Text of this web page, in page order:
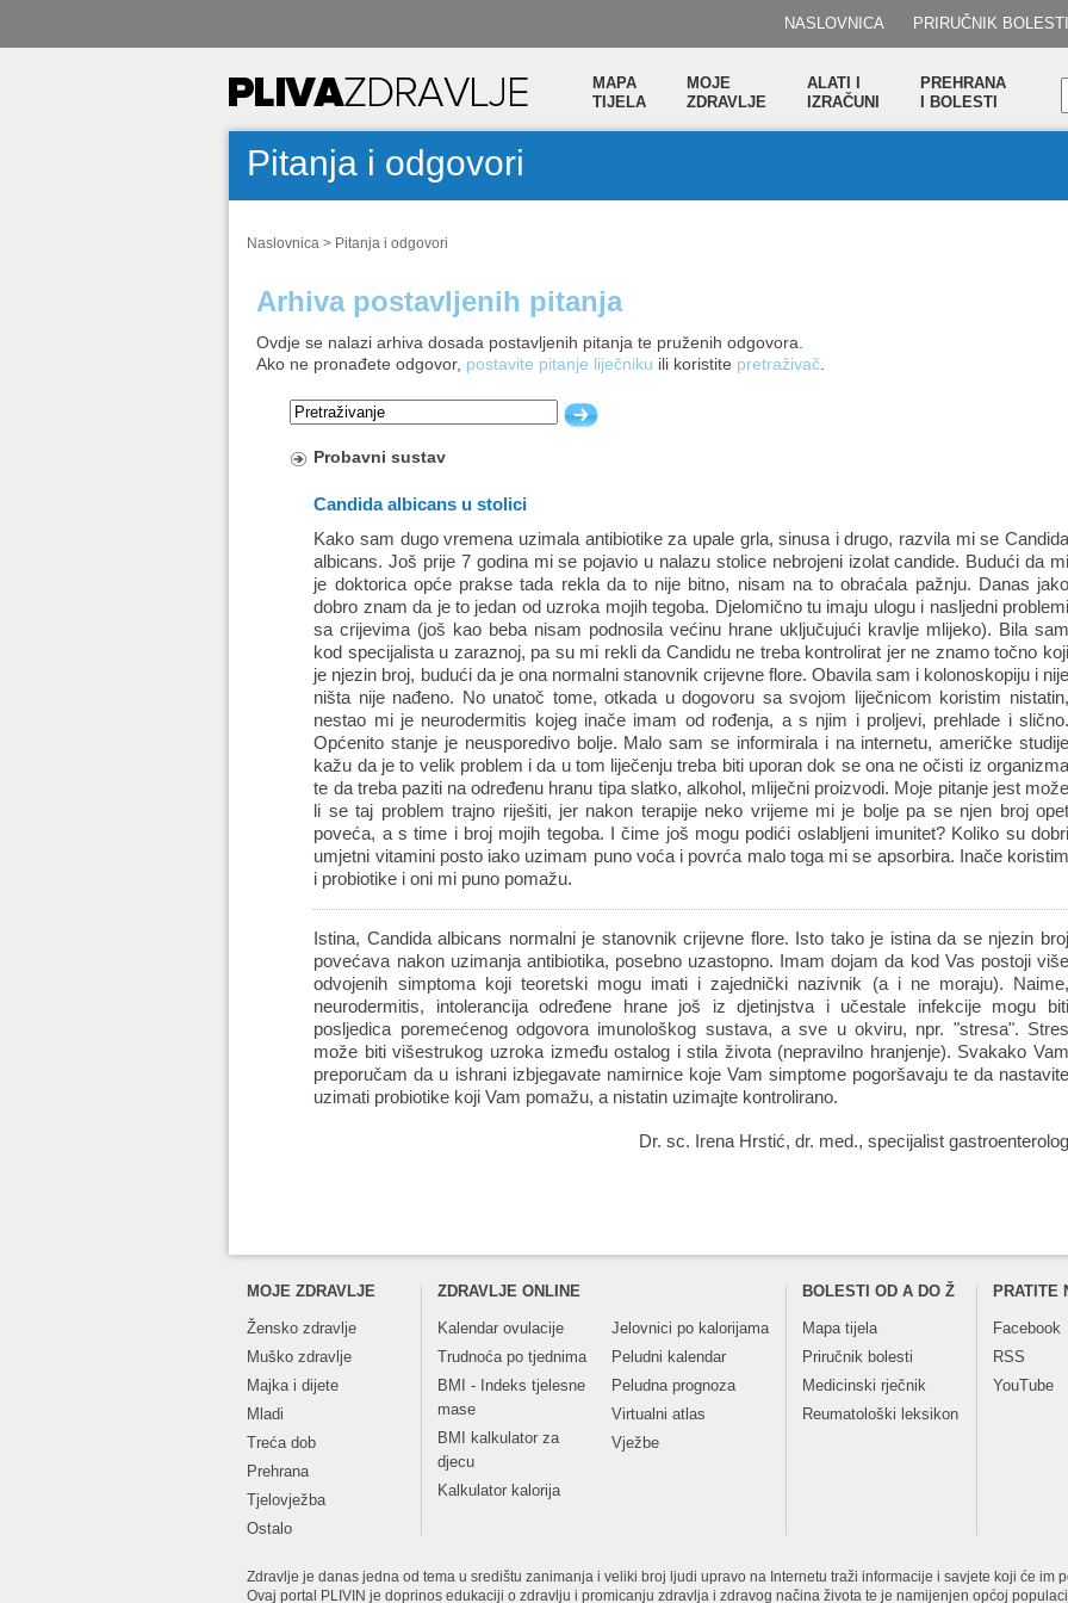
NASLOVNICA PRIRUČNIK BOLESTI
MAPA
TIJELA
MOJE
ZDRAVLJE
ALATI I
IZRAČUNI
PREHRANA
I BOLESTI
Pitanja i odgovori
Naslovnica > Pitanja i odgovori
Arhiva postavljenih pitanja
Ovdje se nalazi arhiva dosada postavljenih pitanja te pruženih odgovora.
Ako ne pronađete odgovor, postavite pitanje liječniku ili koristite pretraživač
Probavni sustav
Candida albicans u stolici
Kako sam dugo vremena uzimala antibiotike za upale grla, sinusa i drugo, razvila mi se Candida
albicans. Još prije 7 godina mi se pojavio u nalazu stolice nebrojeni izolat candide. Budući da mi
je doktorica opće prakse tada rekla da to nije bitno, nisam na to obraćala pažnju. Danas jako
dobro znam da je to jedan od uzroka mojih tegoba. Djelomično tu imaju ulogu i nasljedni problemi
sa crijevima (još kao beba nisam podnosila većinu hrane uključujući kravlje mlijeko). Bila sam
kod specijalista u zaraznoj, pa su mi rekli da Candidu ne treba kontrolirat jer ne znamo točno koji
je njezin broj, budući da je ona normalni stanovnik crijevne flore. Obavila sam i kolonoskopiju i nije
ništa nije nađeno. No unatoč tome, otkada u dogovoru sa svojom liječnicom koristim nistatin,
nestao mi je neurodermitis kojeg inače imam od rođenja, a s njim i proljevi, prehlade i slično.
Općenito stanje je neusporedivo bolje. Malo sam se informirala i na internetu, američke studije
kažu da je to velik problem i da u tom liječenju treba biti uporan dok se ona ne očisti iz organizma
te da treba paziti na određenu hranu tipa slatko, alkohol, mliječni proizvodi. Moje pitanje jest može
li se taj problem trajno riješiti, jer nakon terapije neko vrijeme mi je bolje pa se njen broj opet
poveća, a s time i broj mojih tegoba. I čime još mogu podići oslabljeni imunitet? Koliko su dobri
umjetni vitamini posto iako uzimam puno voća i povrća malo toga mi se apsorbira. Inače koristim
i probiotike i oni mi puno pomažu.
Istina, Candida albicans normalni je stanovnik crijevne flore. Isto tako je istina da se njezin broj
povećava nakon uzimanja antibiotika, posebno uzastopno. Imam dojam da kod Vas postoji više
odvojenih simptoma koji teoretski mogu imati i zajednički nazivnik (a i ne moraju). Naime,
neurodermitis, intolerancija određene hrane još iz djetinjstva i učestale infekcije mogu biti
posljedica poremećenog odgovora imunološkog sustava, a sve u okviru, npr. "stresa". Stres
može biti višestrukog uzroka između ostalog i stila života (nepravilno hranjenje). Svakako Vam
preporučam da u ishrani izbjegavate namirnice koje Vam simptome pogoršavaju te da nastavite
uzimati probiotike koji Vam pomažu, a nistatin uzimajte kontrolirano.
Dr. sc. Irena Hrstić, dr. med., specijalist gastroenterolog
MOJE ZDRAVLJE
Žensko zdravlje
Muško zdravlje
Majka i dijete
Mladi
Treća dob
Prehrana
Tjelovježba
Ostalo
ZDRAVLJE ONLINE
Kalendar ovulacije
Trudnoća po tjednima
BMI - Indeks tjelesne
mase
BMI kalkulator za
djecu
Kalkulator kalorija
Jelovnici po kalorijama
Peludni kalendar
Peludna prognoza
Virtualni atlas
Vježbe
BOLESTI OD A DO Ž
Mapa tijela
Priručnik bolesti
Medicinski rječnik
Reumatološki leksikon
PRATITE
Facebook
RSS
YouTube
Zdravlje je danas jedna od tema u središtu zanimanja i veliki broj ljudi upravo na Internetu traži informacije i savjete koji će im
Ovaj portal PLIVIN je doprinos edukaciji o zdravlju i promicanju zdravlja i zdravog načina života te je namijenjen općoj